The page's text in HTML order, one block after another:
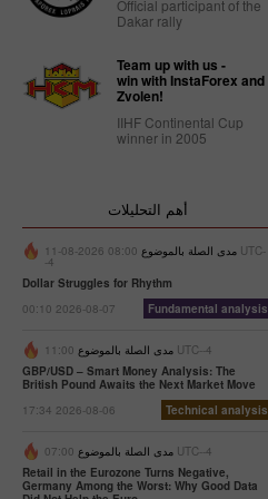
Official participant of the
Dakar rally
Team up with us -
win with InstaForex and
Zvolen!
IIHF Continental Cup
winner in 2005
أهم التحليلات
مدى الصلة بالموضوع 08:00 2026-08-11 UTC-
-4
Dollar Struggles for Rhythm
00:10 2026-08-07
Fundamental analysis
مدى الصلة بالموضوع 11:00 UTC--4
GBP/USD – Smart Money Analysis: The
British Pound Awaits the Next Market Move
17:34 2026-08-06
Technical analysis
مدى الصلة بالموضوع 07:00 UTC--4
Retail in the Eurozone Turns Negative,
Germany Among the Worst: Why Good Data